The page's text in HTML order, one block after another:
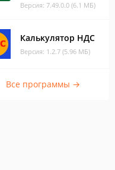
Версия: 7.49.0.0 (6.1 МБ)
Калькулятор НДС
Версия: 1.2.7 (5.96 МБ)
Все программы →